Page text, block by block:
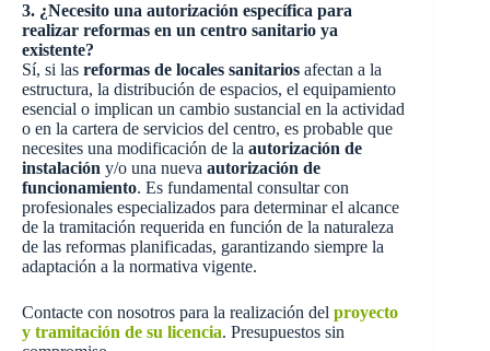
3. ¿Necesito una autorización específica para
realizar reformas en un centro sanitario ya
existente?
Sí, si las reformas de locales sanitarios afectan a la
estructura, la distribución de espacios, el equipamiento
esencial o implican un cambio sustancial en la actividad
o en la cartera de servicios del centro, es probable que
necesites una modificación de la autorización de
instalación y/o una nueva autorización de
funcionamiento. Es fundamental consultar con
profesionales especializados para determinar el alcance
de la tramitación requerida en función de la naturaleza
de las reformas planificadas, garantizando siempre la
adaptación a la normativa vigente.
Contacte con nosotros para la realización del proyecto
y tramitación de su licencia. Presupuestos sin